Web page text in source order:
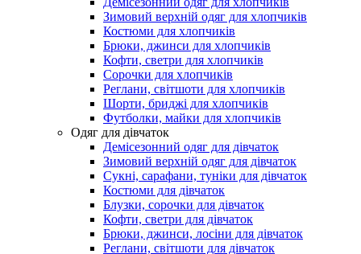
Зимовий верхній одяг для хлопчиків
Костюми для хлопчиків
Брюки, джинси для хлопчиків
Кофти, светри для хлопчиків
Сорочки для хлопчиків
Реглани, світшоти для хлопчиків
Шорти, бриджі для хлопчиків
Футболки, майки для хлопчиків
Одяг для дівчаток
Демісезонний одяг для дівчаток
Зимовий верхній одяг для дівчаток
Сукні, сарафани, туніки для дівчаток
Костюми для дівчаток
Блузки, сорочки для дівчаток
Кофти, светри для дівчаток
Брюки, джинси, лосіни для дівчаток
Реглани, світшоти для дівчаток